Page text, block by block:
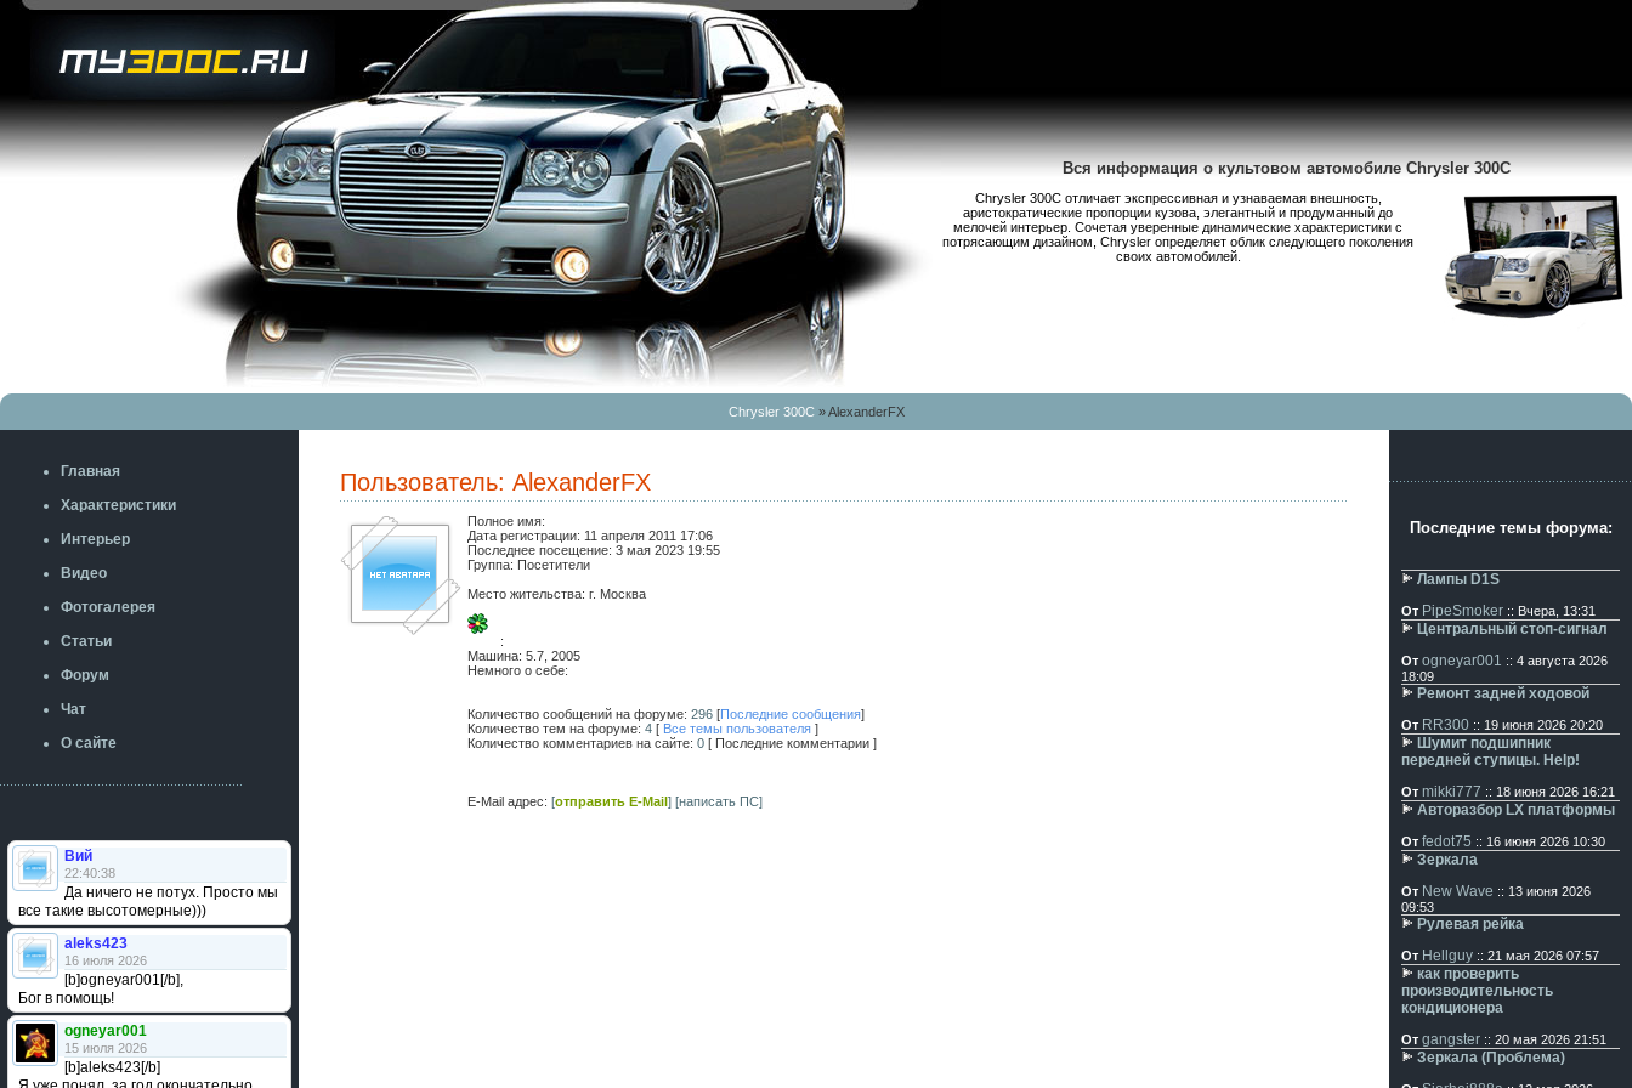
Вся информация о культовом автомобиле Chrysler 300C
Chrysler 300С отличает экспрессивная и узнаваемая внешность,
аристократические пропорции кузова, элегантный и продуманный до
мелочей интерьер. Сочетая уверенные динамические характеристики с
потрясающим дизайном, Chrysler определяет облик следующего поколения
своих автомобилей.
Chrysler 300C» AlexanderFX
Главная
Характеристики
Интерьер
Видео
Фотогалерея
Статьи
Форум
Чат
О сайте
Вий
22:40:38
Да ничего не потух. Просто мы
все такие высотомерные)))
aleks423
16 июля 2026
[b]ogneyar001[/b],
Бог в помощь!
ogneyar001
15 июля 2026
[b]aleks423[/b]
Пользователь: AlexanderFX
Полное имя:
Дата регистрации: 11 апреля 2011 17:06
Последнее посещение:3 мая 2023 19:55
Группа: Посетители
Место жительства:г. Москва
:
Машина:5.7, 2005
Немного о себе:
Количество сообщений на форуме:296 [Последние сообщения]
Количество тем на форуме:4 [ Все темы пользователя ]
Количество комментариев на сайте:0 [ Последние комментарии ]
E-Mail адрес:[отправить E-Mail] [написать ПС]
Последние темы форума:
Лампы D1S
От PipeSmoker :: Вчера, 13:31
Центральный стоп-сигнал
От ogneyar001 :: 4 августа 2026
18:09
Ремонт задней ходовой
От RR300 :: 19 июня 2026 20:20
Шумит подшипник
передней ступицы. Help!
От mikki777 :: 18 июня 2026 16:21
Авторазбор LX платформы
От fedot75 :: 16 июня 2026 10:30
Зеркала
От New Wave :: 13 июня 2026
09:53
Рулевая рейка
От Hellguy :: 21 мая 2026 07:57
как проверить
производительность
кондиционера
От gangster :: 20 мая 2026 21:51
Зеркала (Проблема)